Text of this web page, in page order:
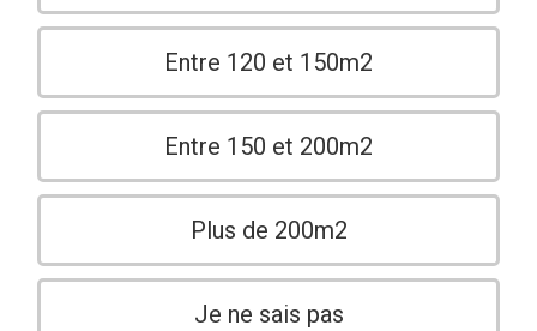
Entre 120 et 150m2
Entre 150 et 200m2
Plus de 200m2
Je ne sais pas